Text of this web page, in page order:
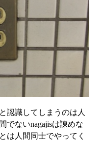
認識してしまうのは人
でないnagajisは諌めな
は人間同士でやってく